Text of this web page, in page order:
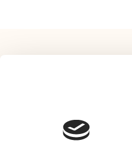
Συχνές Ερωτήσεις
Ευκαιρίες Καριέρας